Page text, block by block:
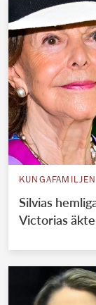
KUNGAFAMILJEN
Silvias
Victorias